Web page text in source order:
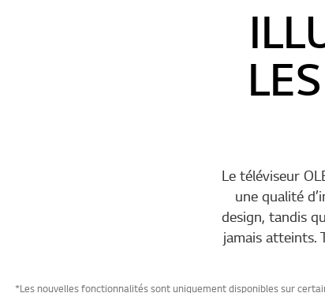
Le téléviseur
une qualité
design, tandis
jamais atteints.
*Les nouvelles fonctionnalités sont uniquement disponibles sur